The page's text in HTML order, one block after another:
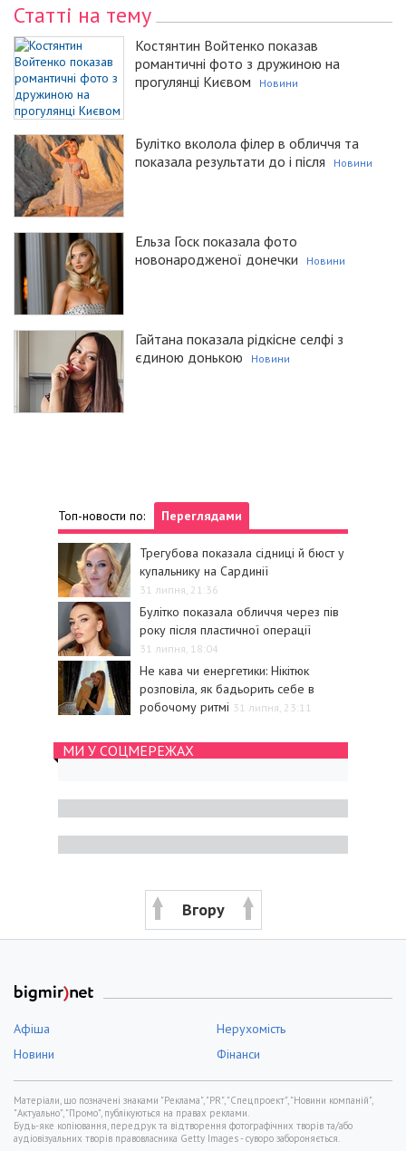
Статті на тему
Костянтин Войтенко показав
романтичні фото з дружиною на
прогулянці Києвом
Новини
Булітко вколола філер в обличчя та
показала результати до і після
Новини
Ельза Госк показала фото
новонародженої донечки
Новини
Гайтана показала рідкісне селфі з
єдиною донькою
Новини
Топ-новости по: Переглядами
Трегубова показала сідниці й бюст у
купальнику на Сардинії
31 липня, 21:36
Булітко показала обличчя через пів
року після пластичної операції
31 липня, 18:04
Не кава чи енергетики: Нікітюк
розповіла, як бадьорить себе в
робочому ритмі 31 липня, 23:11
МИ У СОЦМЕРЕЖАХ
Вгору
Афіша
Нерухомість
Новини
Фінанси
Матеріали, що позначені знаками "Реклама", "PR", "Спецпроект", "Новини компаній",
"Актуально", "Промо", публікуються на правах реклами.
Будь-яке копіювання, передрук та відтворення фотографічних творів та/або
аудіовізуальних творів правовласника Getty Images - суворо забороняється.